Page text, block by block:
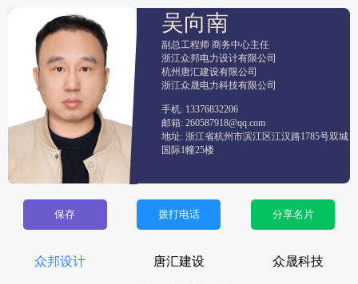
吴向南
副总工程师 商务中心主任
浙江众邦电力设计有限公司
杭州唐汇建设有限公司
浙江众晟电力科技有限公司
手机: 13376832206
邮箱: 260587918@qq.com
地址: 浙江省杭州市滨江区江汉路1785号双城
国际1幢25楼
保存 拨打电话 分享名片
众邦设计 唐汇建设 众晟科技